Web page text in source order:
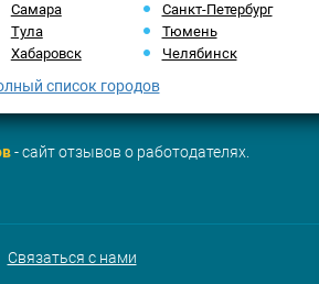
Самара
Санкт-Петербург
Тула
Тюмень
Хабаровск Челябинск
список городов
- сайт отзывов о работодателях.
Связаться с нами